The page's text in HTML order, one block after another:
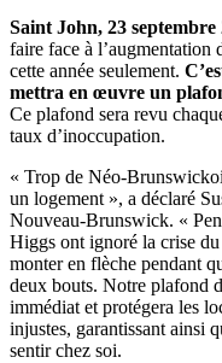
Saint John, 23 septembre
faire face à l’augmentation
cette année seulement.
mettra en œuvre un
Ce plafond sera revu
taux d’inoccupation.
« Trop de Néo-
un logement », a déclaré
Nouveau-Brunswick. «
Higgs ont ignoré la crise
monter en flèche pendant
deux bouts. Notre plafond
immédiat et protégera les
injustes, garantissant ainsi
sentir chez soi.